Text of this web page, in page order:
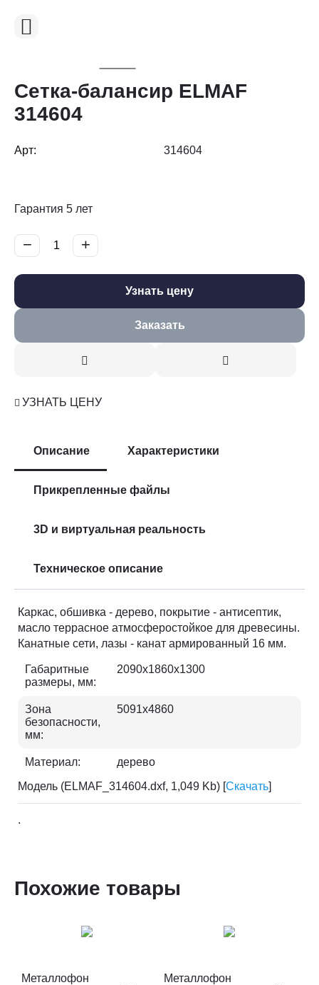
Сетка-балансир ELMAF
314604
Арт: 314604
Гарантия 5 лет
+
−
Узнать цену
Заказать
УЗНАТЬ ЦЕНУ
Описание Характеристики
Прикрепленные файлы
3D и виртуальная реальность
Техническое описание
Каркас, обшивка - дерево, покрытие - антисептик,
масло террасное атмосферостойкое для древесины.
Канатные сети, лазы - канат армированный 16 мм.
Габаритные
размеры, мм:
2090х1860х1300
Зона
безопасности,
мм:
5091х4860
Материал:
дерево
Модель (ELMAF_314604.dxf, 1,049 Kb) [Скачать]
.
Похожие товары
Металлофон
Металлофон